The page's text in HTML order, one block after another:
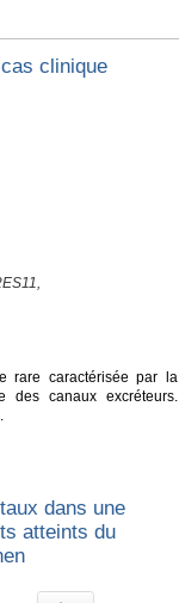
clinique
rare caractérisée par la
des canaux excréteurs.
dans une
atteints du